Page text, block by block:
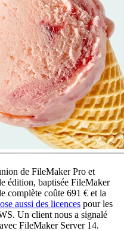
de FileMaker Pro et
édition, baptisée FileMaker
complète coûte 691 € et la
aussi des licences pour les
Un client nous a signalé
FileMaker Server 14.